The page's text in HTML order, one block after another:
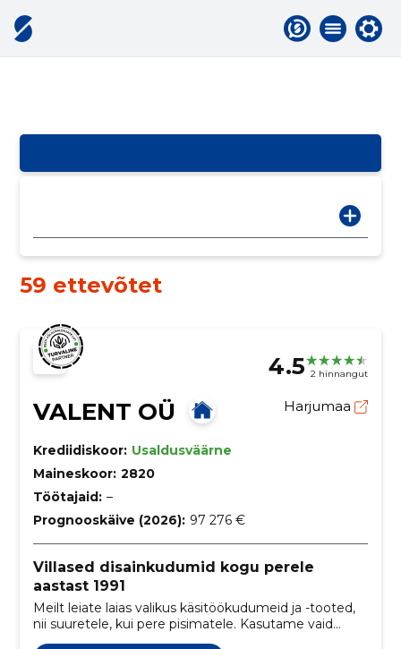
59 ettevõtet
4.5 2 hinnangut
VALENT OÜ Harjumaa
Krediidiskoor: Usaldusväärne
Maineskoor: 2820
Töötajaid: –
Prognooskäive (2026): 97 276 €
Villased disainkudumid kogu perele
aastast 1991
Meilt leiate laias valikus käsitöökudumeid ja -tooted,
nii suuretele, kui pere pisimatele. Kasutame vaid
100% naturaalseid villaseid lõngu.